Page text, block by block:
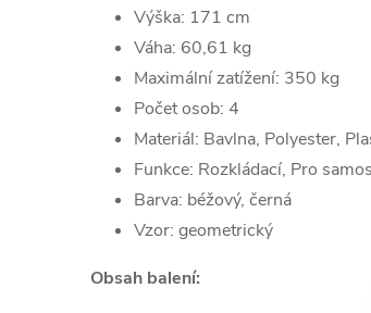
Výška: 171 cm
Váha: 60,61 kg
Maximální zatížení: 350 kg
Počet osob: 4
Materiál: Bavlna, Polyester,
Funkce: Rozkládací, Pro
Barva: béžový, černá
Vzor: geometrický
Obsah balení: